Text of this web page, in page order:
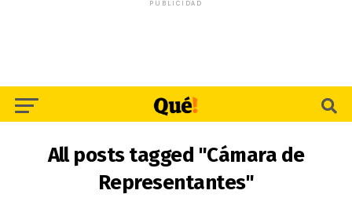
PUBLICIDAD
All posts tagged "Cámara de
Representantes"